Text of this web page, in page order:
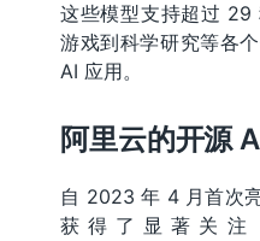
这些模型支持超过 29
游戏到科学研究等各
AI 应用。
阿里云的开源
自 2023 年 4 月首次
获得了显著关注